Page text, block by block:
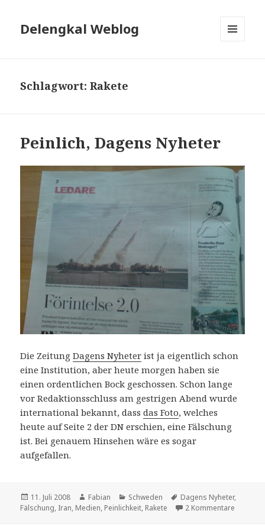
Delengkal Weblog
Schlagwort:Rakete
Peinlich, Dagens Nyheter
Die ZeitungDagens Nyheter ist ja eigentlich schon
eine Institution, aber heute morgen haben sie
einen ordentlichen Bock geschossen. Schon lange
vor Redaktionsschluss am gestrigen Abend wurde
international bekannt, dassdas Foto, welches
heute auf Seite 2 der DN erschien, eine Fälschung
ist. Bei genauem Hinsehen wäre es sogar
aufgefallen.
Veröffentlicht
am
11. Juli 2008 Autor
Fabian Kategorien
Schweden Schlagwörter
Dagens Nyheter,
Fälschung, Iran, Medien, Peinlichkeit, Rakete 2 Kommentare